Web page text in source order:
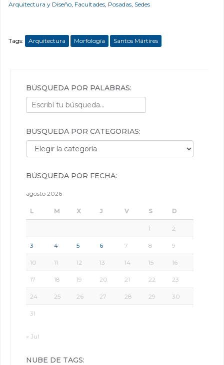
Arquitectura y Diseño, Facultades, Posadas, Sedes
Tags: Arquitectura Morfología Santos Mártires
BÚSQUEDA POR PALABRAS:
BÚSQUEDA POR CATEGORÍAS:
Búsqueda por categorías:
BÚSQUEDA POR FECHA:
agosto 2026
L M X J V S D
1 2
3 4 5 6 7 8 9
10 11 12 13 14 15 16
17 18 19 20 21 22 23
24 25 26 27 28 29 30
31
« Jul
NUBE DE TAGS: